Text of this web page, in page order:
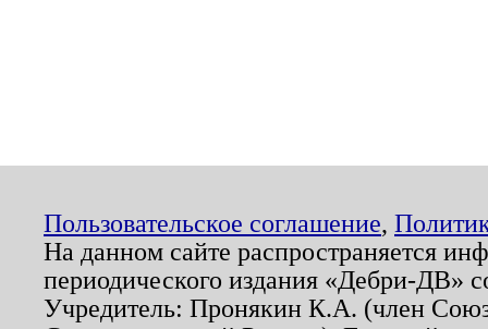
Пользовательское соглашение,
На данном сайте распространяется
периодического издания «Дебри-ДВ»
Учредитель: Пронякин К.А. (член